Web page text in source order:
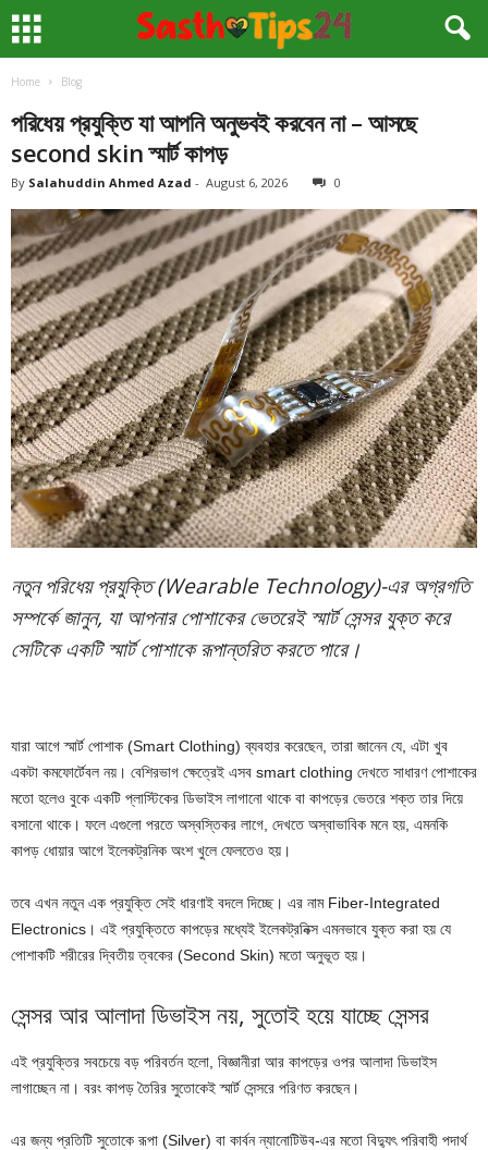
Home Blog
পরিধেয় প্রযুক্তি যা আপনি অনুভবই করবেন না – আসছে
second skin স্মার্ট কাপড়
By Salahuddin Ahmed Azad - August 6, 2026 0
নতুন পরিধেয় প্রযুক্তি (Wearable Technology)-এর অগ্রগতি
সম্পর্কে জানুন, যা আপনার পোশাকের ভেতরেই স্মার্ট সেন্সর যুক্ত করে
সেটিকে একটি স্মার্ট পোশাকে রূপান্তরিত করতে পারে।
যারা আগে স্মার্ট পোশাক (Smart Clothing) ব্যবহার করেছেন, তারা জানেন যে, এটা খুব
একটা কমফোর্টেবল নয়। বেশিরভাগ ক্ষেত্রেই এসব smart clothing দেখতে সাধারণ পোশাকের
মতো হলেও বুকে একটি প্লাস্টিকের ডিভাইস লাগানো থাকে বা কাপড়ের ভেতরে শক্ত তার দিয়ে
বসানো থাকে। ফলে এগুলো পরতে অস্বস্তিকর লাগে, দেখতে অস্বাভাবিক মনে হয়, এমনকি
কাপড় ধোয়ার আগে ইলেকট্রনিক অংশ খুলে ফেলতেও হয়।
তবে এখন নতুন এক প্রযুক্তি সেই ধারণাই বদলে দিচ্ছে। এর নাম Fiber-Integrated
Electronics। এই প্রযুক্তিতে কাপড়ের মধ্যেই ইলেকট্রনিক্স এমনভাবে যুক্ত করা হয় যে
পোশাকটি শরীরের দ্বিতীয় ত্বকের (Second Skin) মতো অনুভূত হয়।
সেন্সর আর আলাদা ডিভাইস নয়, সুতোই হয়ে যাচ্ছে সেন্সর
এই প্রযুক্তির সবচেয়ে বড় পরিবর্তন হলো, বিজ্ঞানীরা আর কাপড়ের ওপর আলাদা ডিভাইস
লাগাচ্ছেন না। বরং কাপড় তৈরির সুতোকেই স্মার্ট সেন্সরে পরিণত করছেন।
এর জন্য প্রতিটি সুতোকে রূপা (Silver) বা কার্বন ন্যানোটিউব-এর মতো বিদ্যুৎ পরিবাহী পদার্থ